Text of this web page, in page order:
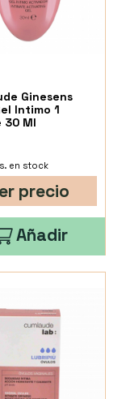
Ginesens
Intimo 1
30 Ml
en stock
precio
Añadir